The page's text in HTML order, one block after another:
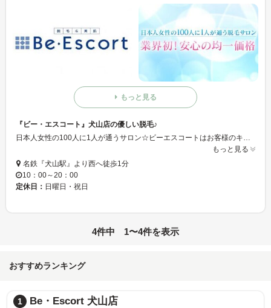
もっと見る
『ビー・エスコート』犬山店の優しい脱毛♪
もっと見る
名鉄『犬山駅』より西へ徒歩1分
10：00～20：00
定休日： 日曜日・祝日
4件中 1〜4件を表示
おすすめランキング
1 Be・Escort 犬山店